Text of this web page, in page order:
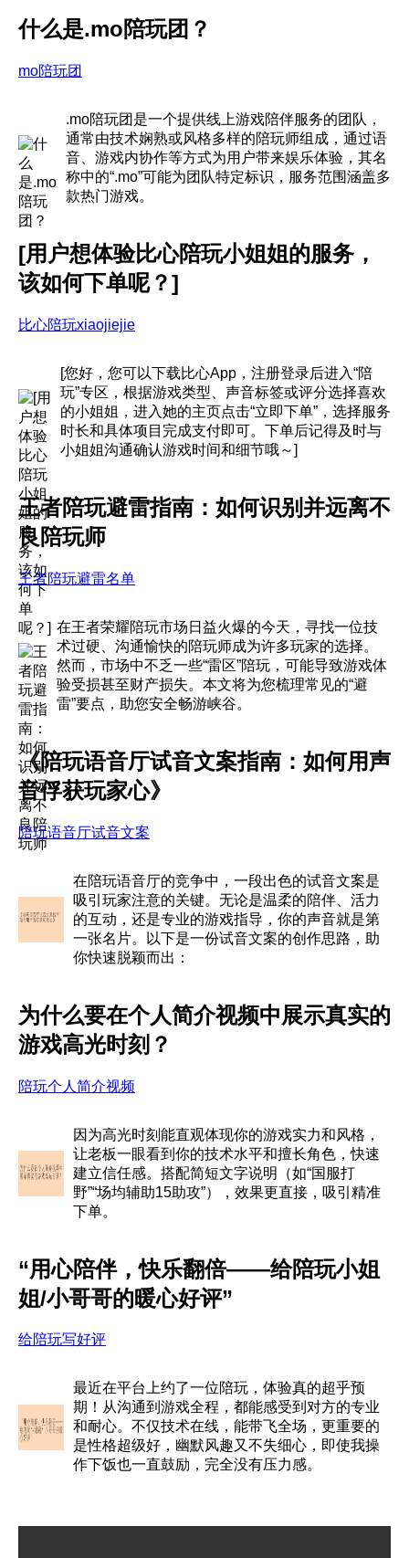
什么是.mo陪玩团？
mo陪玩团
.mo陪玩团是一个提供线上游戏陪伴服务的团队，
通常由技术娴熟或风格多样的陪玩师组成，通过语
音、游戏内协作等方式为用户带来娱乐体验，其名
称中的“.mo”可能为团队特定标识，服务范围涵盖多
款热门游戏。
[用户想体验比心陪玩小姐姐的服务，
该如何下单呢？]
比心陪玩xiaojiejie
[您好，您可以下载比心App，注册登录后进入“陪
玩”专区，根据游戏类型、声音标签或评分选择喜欢
的小姐姐，进入她的主页点击“立即下单”，选择服务
时长和具体项目完成支付即可。下单后记得及时与
小姐姐沟通确认游戏时间和细节哦～]
王者陪玩避雷指南：如何识别并远离不
良陪玩师
王者陪玩避雷名单
在王者荣耀陪玩市场日益火爆的今天，寻找一位技
术过硬、沟通愉快的陪玩师成为许多玩家的选择。
然而，市场中不乏一些“雷区”陪玩，可能导致游戏体
验受损甚至财产损失。本文将为您梳理常见的“避
雷”要点，助您安全畅游峡谷。
《陪玩语音厅试音文案指南：如何用声
音俘获玩家心》
陪玩语音厅试音文案
在陪玩语音厅的竞争中，一段出色的试音文案是
吸引玩家注意的关键。无论是温柔的陪伴、活力
的互动，还是专业的游戏指导，你的声音就是第
一张名片。以下是一份试音文案的创作思路，助
你快速脱颖而出：
为什么要在个人简介视频中展示真实的
游戏高光时刻？
陪玩个人简介视频
因为高光时刻能直观体现你的游戏实力和风格，
让老板一眼看到你的技术水平和擅长角色，快速
建立信任感。搭配简短文字说明（如“国服打
野”“场均辅助15助攻”），效果更直接，吸引精准
下单。
“用心陪伴，快乐翻倍——给陪玩小姐
姐/小哥哥的暖心好评”
给陪玩写好评
最近在平台上约了一位陪玩，体验真的超乎预
期！从沟通到游戏全程，都能感受到对方的专业
和耐心。不仅技术在线，能带飞全场，更重要的
是性格超级好，幽默风趣又不失细心，即使我操
作下饭也一直鼓励，完全没有压力感。